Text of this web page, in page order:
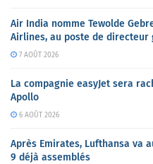
Air India nomme Tewolde
Airlines, au poste de directeur
7 AOÛT 2026
La compagnie easyJet sera
Apollo
6 AOÛT 2026
Après Emirates, Lufthansa va
9 déjà assemblés